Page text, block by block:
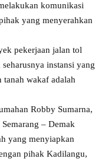
komunikasi
yang menyerahkan
pekerjaan jalan tol
instansi yang
wakaf adalah
Robby Sumarna,
– Demak
yang menyiapkan
pihak Kadilangu,